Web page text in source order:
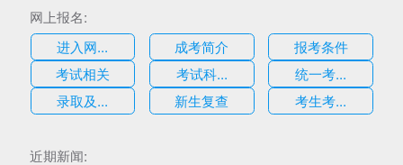
网上报名:
进入网...
成考简介
报考条件
考试相关
考试科...
统一考...
录取及...
新生复查 考生考...
近期新闻: